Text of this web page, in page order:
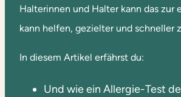
Halterinnen und Halter kann das
kann helfen, gezielter und schneller
In diesem Artikel erfährst du:
Und wie ein Allergie-Test